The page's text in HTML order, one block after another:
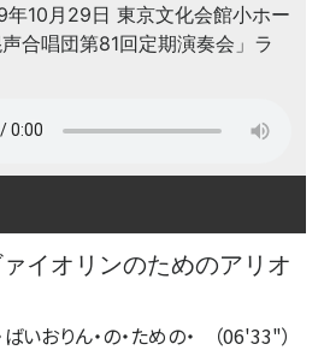
10月29日 東京文化会館小ホー
合唱団第81回定期演奏会」ラ
イオリンのためのアリオ
（06'33"）
いおりん・の・ための・